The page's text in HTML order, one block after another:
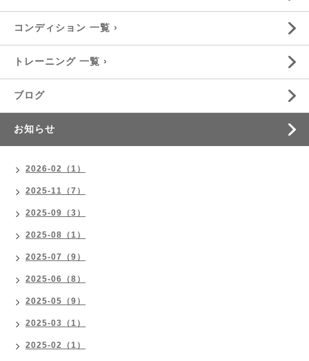
コンディション 一覧 ›
トレーニング 一覧 ›
ブログ
お知らせ
2026-02（1）
2025-11（7）
2025-09（3）
2025-08（1）
2025-07（9）
2025-06（8）
2025-05（9）
2025-03（1）
2025-02（1）